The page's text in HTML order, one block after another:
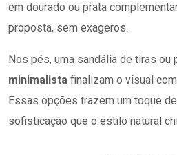
em dourado ou prata
proposta, sem exageros.
Nos pés, uma sandália de tiras ou
minimalista finalizam o visual
Essas opções trazem um toque
sofisticação que o estilo natural